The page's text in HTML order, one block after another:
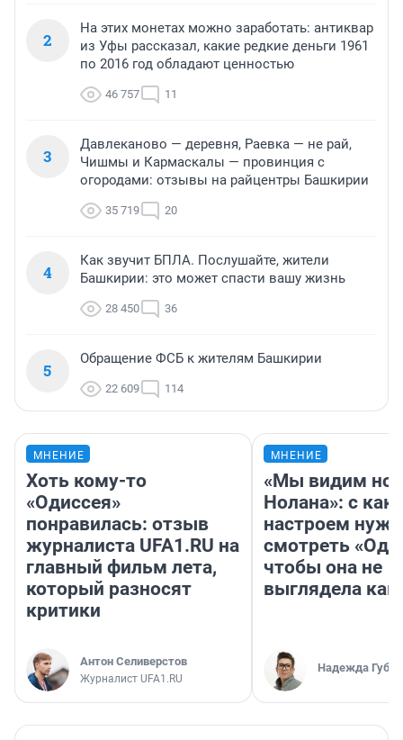
2
На этих монетах можно заработать: антиквар
из Уфы рассказал, какие редкие деньги 1961
по 2016 год обладают ценностью
46 757 11
3
Давлеканово — деревня, Раевка — не рай,
Чишмы и Кармаскалы — провинция с
огородами: отзывы на райцентры Башкирии
35 719 20
4
Как звучит БПЛА. Послушайте, жители
Башкирии: это может спасти вашу жизнь
28 450 36
5
Обращение ФСБ к жителям Башкирии
22 609 114
МНЕНИЕ
Хоть кому-то
«Одиссея»
понравилась: отзыв
журналиста UFA1.RU на
главный фильм лета,
который разносят
критики
Антон Селиверстов
Журналист UFA1.RU
МНЕНИЕ
«Мы видим
Нолана»: с
настроем
смотреть
чтобы она не
выглядела как
Надежда